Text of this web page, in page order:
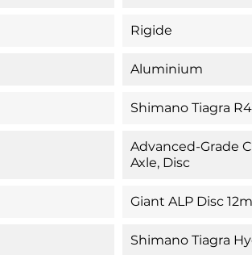
Rigide
Aluminium
Shimano Tiagra
Advanced-Grade
Axle, Disc
Giant ALP Disc
Shimano Tiagra